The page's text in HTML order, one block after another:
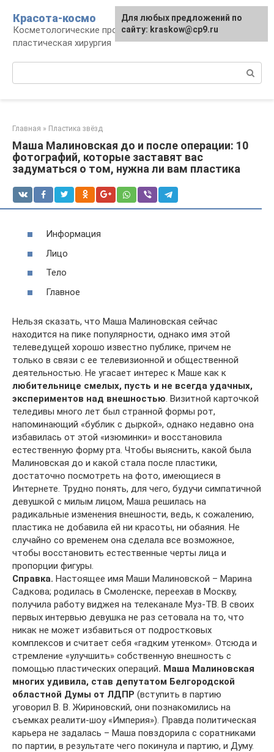
контенту
Красота-космо
Косметологические процедуры,
пластическая хирургия
Главная » Пластика звёзд
Маша Малиновская до и после операции: 10
фотографий, которые заставят вас
задуматься о том, нужна ли вам пластика
Информация
Лицо
Тело
Главное
Нельзя сказать, что Маша Малиновская сейчас
находится на пике популярности, однако имя этой
телеведущей хорошо известно публике, причем не
только в связи с ее телевизионной и общественной
деятельностью. Не угасает интерес к Маше как к
любительнице смелых, пусть и не всегда удачных,
экспериментов над внешностью . Визитной карточкой
теледивы много лет был странной формы рот,
напоминающий «бублик с дыркой», однако недавно она
избавилась от этой «изюминки» и восстановила
естественную форму рта. Чтобы выяснить, какой была
Малиновская до и какой стала после пластики,
достаточно посмотреть на фото, имеющиеся в
Интернете. Трудно понять, для чего, будучи симпатичной
девушкой с милым лицом, Маша решилась на
радикальные изменения внешности, ведь, к сожалению,
пластика не добавила ей ни красоты, ни обаяния. Не
случайно со временем она сделала все возможное,
чтобы восстановить естественные черты лица и
пропорции фигуры.
Справка. Настоящее имя Маши Малиновской – Марина
Садкова; родилась в Смоленске, переехав в Москву,
получила работу виджея на телеканале Муз-ТВ. В своих
первых интервью девушка не раз сетовала на то, что
никак не может избавиться от подростковых
комплексов и считает себя «гадким утенком». Отсюда и
стремление «улучшить» собственную внешность с
помощью пластических операций. Маша Малиновская
многих удивила, став депутатом Белгородской
областной Думы от ЛДПР (вступить в партию
уговорил В. В. Жириновский, они познакомились на
съемках реалити-шоу «Империя»). Правда политическая
карьера не задалась – Маша повздорила с соратниками
по партии, в результате чего покинула и партию, и Думу.
Для любых предложений по
сайту: kraskow@cp9.ru